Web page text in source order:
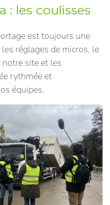
: les coulisses
est toujours une
réglages de micros, le
site et les
rythmée et
équipes.